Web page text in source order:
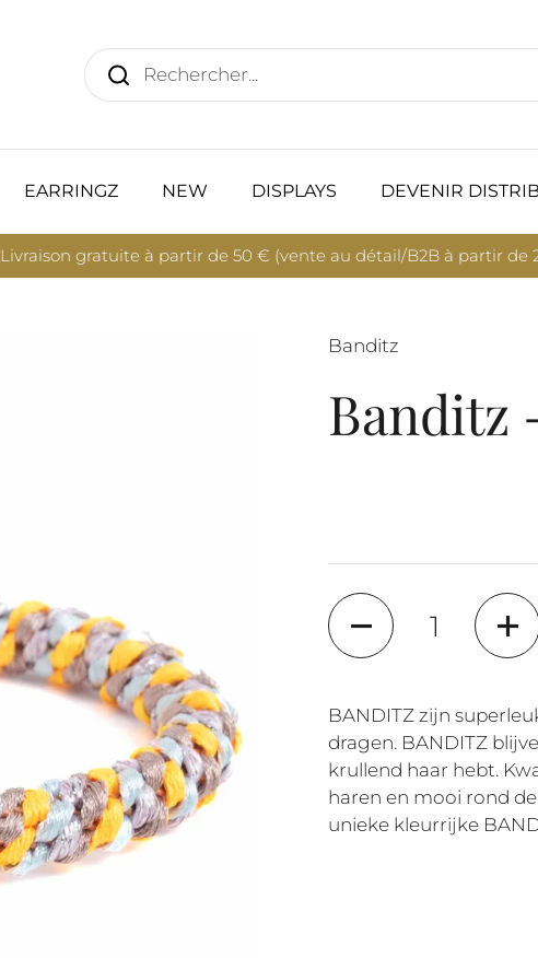
EARRINGZ NEW DISPLAYS DEVENIR
Livraison gratuite à partir de 50 € (vente au détail/B2B à partir de
Banditz
Banditz
Quantité
BANDITZ zijn
dragen. BANDITZ
krullend haar hebt.
haren en mooi rond
unieke kleurrijke